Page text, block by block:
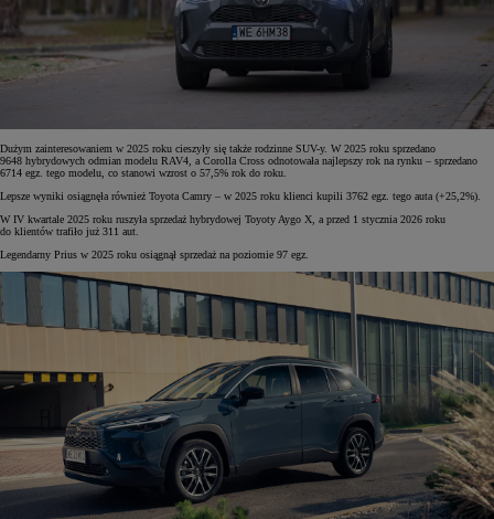
Dużym zainteresowaniem w 2025 roku cieszyły się także rodzinne SUV-y. W 2025 roku sprzedano
9648 hybrydowych odmian modelu RAV4, a Corolla Cross odnotowała najlepszy rok na rynku – sprzedano
6714 egz. tego modelu, co stanowi wzrost o 57,5% rok do roku.
Lepsze wyniki osiągnęła również Toyota Camry – w 2025 roku klienci kupili 3762 egz. tego auta (+25,2%).
W IV kwartale 2025 roku ruszyła sprzedaż hybrydowej Toyoty Aygo X, a przed 1 stycznia 2026 roku
do klientów trafiło już 311 aut.
Legendarny Prius w 2025 roku osiągnął sprzedaż na poziomie 97 egz.